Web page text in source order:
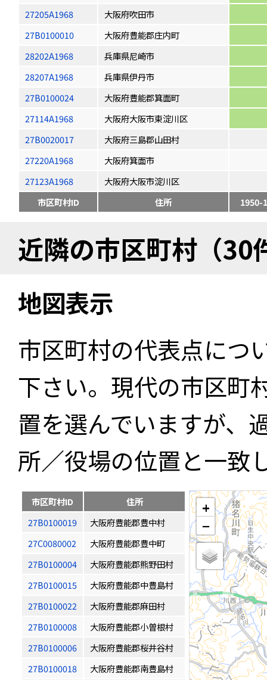
27205A1968
大阪府吹田市
27B0100010
大阪府豊能郡庄内町
28202A1968
兵庫県尼崎市
28207A1968
兵庫県伊丹市
27B0100024
大阪府豊能郡箕面町
27114A1968
大阪府大阪市東淀川区
27B0020017
大阪府三島郡山田村
27220A1968
大阪府箕面市
27123A1968
大阪府大阪市淀川区
市区町村ID
住所 1950-
近隣の市区町村（30
地図表示
市区町村の代表点につ
下さい。現代の市区町
置を選んでいますが、
所／役場の位置と一致
市区町村ID
住所
27B0100019
大阪府豊能郡豊中村
27C0080002
大阪府豊能郡豊中町
27B0100004
大阪府豊能郡熊野田村
27B0100015
大阪府豊能郡中豊島村
27B0100022
大阪府豊能郡麻田村
27B0100008
大阪府豊能郡小曽根村
27B0100006
大阪府豊能郡桜井谷村
27B0100018
大阪府豊能郡南豊島村
+
−